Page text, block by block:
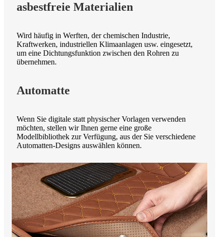
asbestfreie Materialien
Wird häufig in Werften, der chemischen Industrie,
Kraftwerken, industriellen Klimaanlagen usw. eingesetzt,
um eine Dichtungsfunktion zwischen den Rohren zu
übernehmen.
Automatte
Wenn Sie digitale statt physischer Vorlagen verwenden
möchten, stellen wir Ihnen gerne eine große
Modellbibliothek zur Verfügung, aus der Sie verschiedene
Automatten-Designs auswählen können.